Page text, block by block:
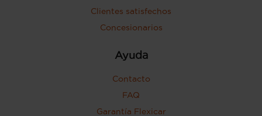
Clientes satisfechos
Concesionarios
Ayuda
Contacto
FAQ
Garantía Flexicar